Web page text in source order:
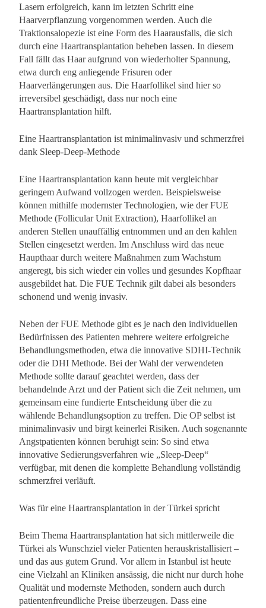
Lasern erfolgreich, kann im letzten Schritt eine
Haarverpflanzung vorgenommen werden. Auch die
Traktionsalopezie ist eine Form des Haarausfalls, die sich
durch eine Haartransplantation beheben lassen. In diesem
Fall fällt das Haar aufgrund von wiederholter Spannung,
etwa durch eng anliegende Frisuren oder
Haarverlängerungen aus. Die Haarfollikel sind hier so
irreversibel geschädigt, dass nur noch eine
Haartransplantation hilft.
Eine Haartransplantation ist minimalinvasiv und schmerzfrei
dank Sleep-Deep-Methode
Eine Haartransplantation kann heute mit vergleichbar
geringem Aufwand vollzogen werden. Beispielsweise
können mithilfe modernster Technologien, wie der FUE
Methode (Follicular Unit Extraction), Haarfollikel an
anderen Stellen unauffällig entnommen und an den kahlen
Stellen eingesetzt werden. Im Anschluss wird das neue
Haupthaar durch weitere Maßnahmen zum Wachstum
angeregt, bis sich wieder ein volles und gesundes Kopfhaar
ausgebildet hat. Die FUE Technik gilt dabei als besonders
schonend und wenig invasiv.
Neben der FUE Methode gibt es je nach den individuellen
Bedürfnissen des Patienten mehrere weitere erfolgreiche
Behandlungsmethoden, etwa die innovative SDHI-Technik
oder die DHI Methode. Bei der Wahl der verwendeten
Methode sollte darauf geachtet werden, dass der
behandelnde Arzt und der Patient sich die Zeit nehmen, um
gemeinsam eine fundierte Entscheidung über die zu
wählende Behandlungsoption zu treffen. Die OP selbst ist
minimalinvasiv und birgt keinerlei Risiken. Auch sogenannte
Angstpatienten können beruhigt sein: So sind etwa
innovative Sedierungsverfahren wie „Sleep-Deep“
verfügbar, mit denen die komplette Behandlung vollständig
schmerzfrei verläuft.
Was für eine Haartransplantation in der Türkei spricht
Beim Thema Haartransplantation hat sich mittlerweile die
Türkei als Wunschziel vieler Patienten herauskristallisiert –
und das aus gutem Grund. Vor allem in Istanbul ist heute
eine Vielzahl an Kliniken ansässig, die nicht nur durch hohe
Qualität und modernste Methoden, sondern auch durch
patientenfreundliche Preise überzeugen. Dass eine